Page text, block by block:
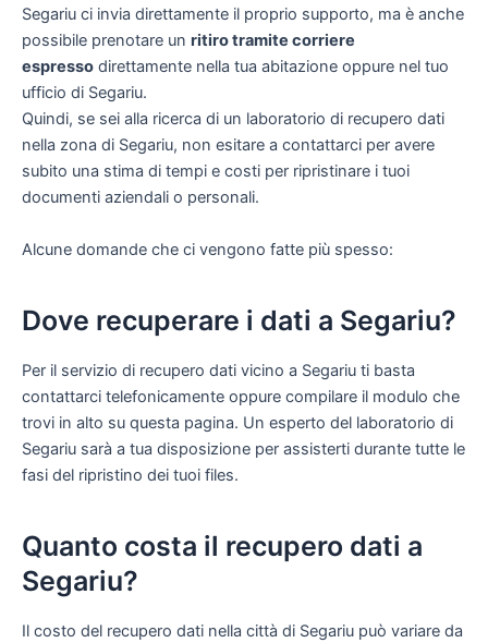
Segariu ci invia direttamente il proprio supporto, ma è anche
possibile prenotare un ritiro tramite corriere
espresso direttamente nella tua abitazione oppure nel tuo
ufficio di Segariu.
Quindi, se sei alla ricerca di un laboratorio di recupero dati
nella zona di Segariu, non esitare a contattarci per avere
subito una stima di tempi e costi per ripristinare i tuoi
documenti aziendali o personali.
Alcune domande che ci vengono fatte più spesso:
Dove recuperare i dati a Segariu?
Per il servizio di recupero dati vicino a Segariu ti basta
contattarci telefonicamente oppure compilare il modulo che
trovi in alto su questa pagina. Un esperto del laboratorio di
Segariu sarà a tua disposizione per assisterti durante tutte le
fasi del ripristino dei tuoi files.
Quanto costa il recupero dati a
Segariu?
Il costo del recupero dati nella città di Segariu può variare da